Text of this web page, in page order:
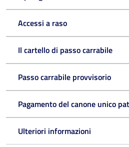
Accessi a raso
Il cartello di passo carrabile
Passo carrabile provvisorio
Pagamento del canone unico
Ulteriori informazioni